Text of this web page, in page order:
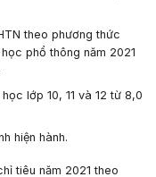
theo phương thức
phổ thông năm 2021
lớp 10, 11 và 12 từ 8,0
hiện hành.
tiêu năm 2021 theo